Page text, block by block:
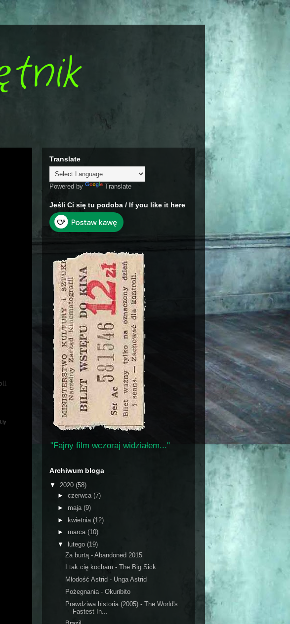
Translate
Powered by Translate
Jeśli Ci się tu podoba / If you like it here
"Fajny film wczoraj widziałem..."
Archiwum bloga
▼ 2020 (58)
► czerwca (7)
► maja (9)
► kwietnia (12)
► marca (10)
▼
lutego (19)
Za burtą - Abandoned 2015
I tak cię kocham - The Big Sick
Młodość Astrid - Unga Astrid
Pożegnania - Okuribito
Prawdziwa historia (2005) - The World's
Fastest In...